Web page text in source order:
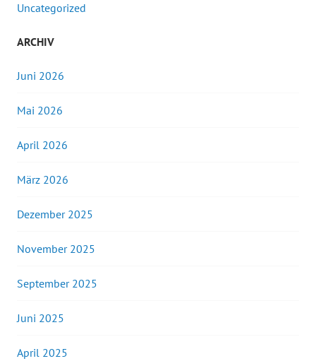
Uncategorized
ARCHIV
Juni 2026
Mai 2026
April 2026
März 2026
Dezember 2025
November 2025
September 2025
Juni 2025
April 2025